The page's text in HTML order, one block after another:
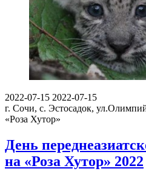
2022-07-15 2022-07-15
г. Сочи, с. Эстосадок,
«Роза Хутор»
День
на «Роза Хутор» 2022